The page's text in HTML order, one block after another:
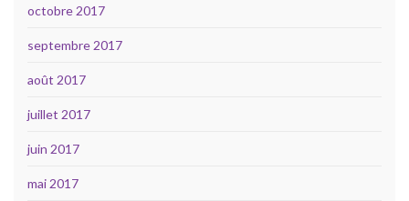
octobre 2017
septembre 2017
août 2017
juillet 2017
juin 2017
mai 2017